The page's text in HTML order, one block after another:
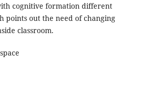
cognitive formation different
points out the need of changing
classroom.